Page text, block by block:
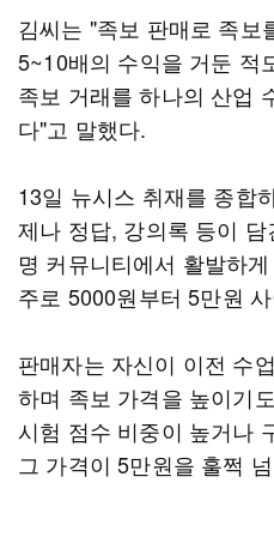
김씨는 "족보 판매로 족보
5~10배의 수익을 거둔 적
족보 거래를 하나의 산업
다"고 말했다.
13일 뉴시스 취재를 종합
제나 정답, 강의록 등이
명 커뮤니티에서 활발하
주로 5000원부터 5만원
판매자는 자신이 이전 수
하며 족보 가격을 높이기
시험 점수 비중이 높거나
그 가격이 5만원을 훌쩍